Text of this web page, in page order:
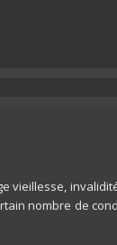
nombre de